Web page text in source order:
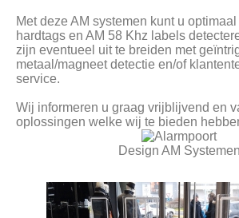
Met deze AM systemen kunt u
hardtags en AM 58 Khz labels
zijn eventueel uit te breiden met
metaal/magneet detectie en/of
service.
Wij informeren u graag vrijblijvend en
oplossingen welke wij te bieden
Design AM Systemen